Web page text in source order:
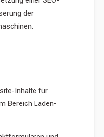
der
Inhalte für
Bereich Laden-